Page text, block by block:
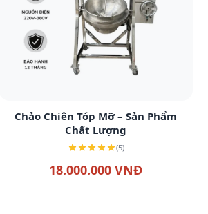
Xem chi tiết
Chảo Chiên Tóp Mỡ – Sản Phẩm
Chất Lượng
(5)
18.000.000 VNĐ